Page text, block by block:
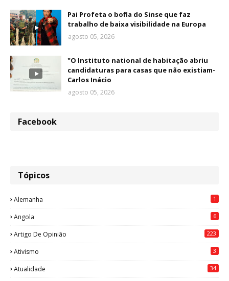
Pai Profeta o bofia do Sinse que faz
trabalho de baixa visibilidade na Europa
agosto 05, 2026
"O Instituto national de habitação abriu
candidaturas para casas que não existiam-
Carlos Inácio
agosto 05, 2026
Facebook
Tópicos
Alemanha 1
Angola 6
Artigo De Opinião 223
Ativismo 3
Atualidade 34